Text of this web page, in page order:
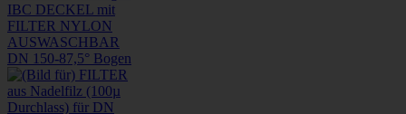
IBC DECKEL mit
FILTER NYLON
AUSWASCHBAR
DN 150-87,5° Bogen